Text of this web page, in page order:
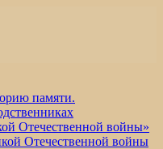
памяти.
Отечественной войны»
Отечественной войны